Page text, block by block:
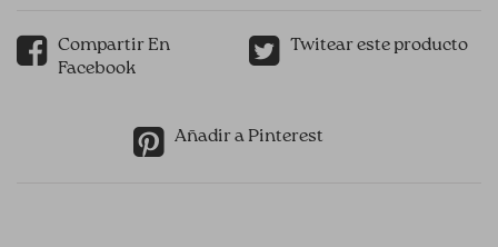
Compartir En
Facebook
Twitear este producto
Añadir a Pinterest